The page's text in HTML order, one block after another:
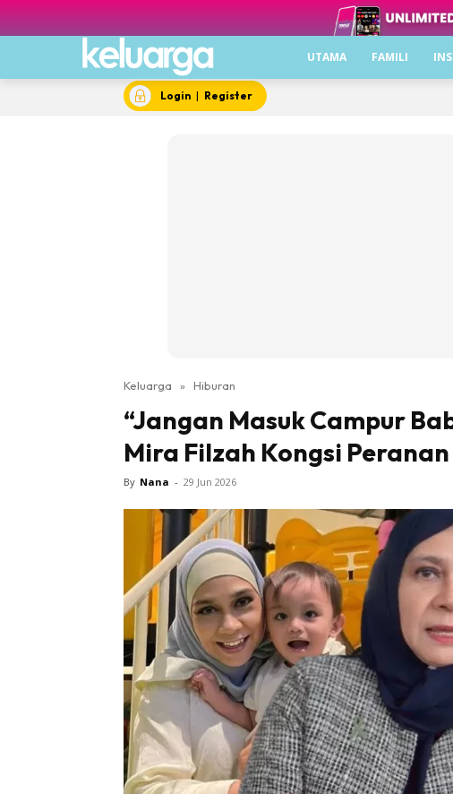
UTAMA FAMILI
Login | Register
Keluarga » Hiburan
“Jangan Masuk Campur
Mira Filzah Kongsi
By Nana - 29 Jun 2026